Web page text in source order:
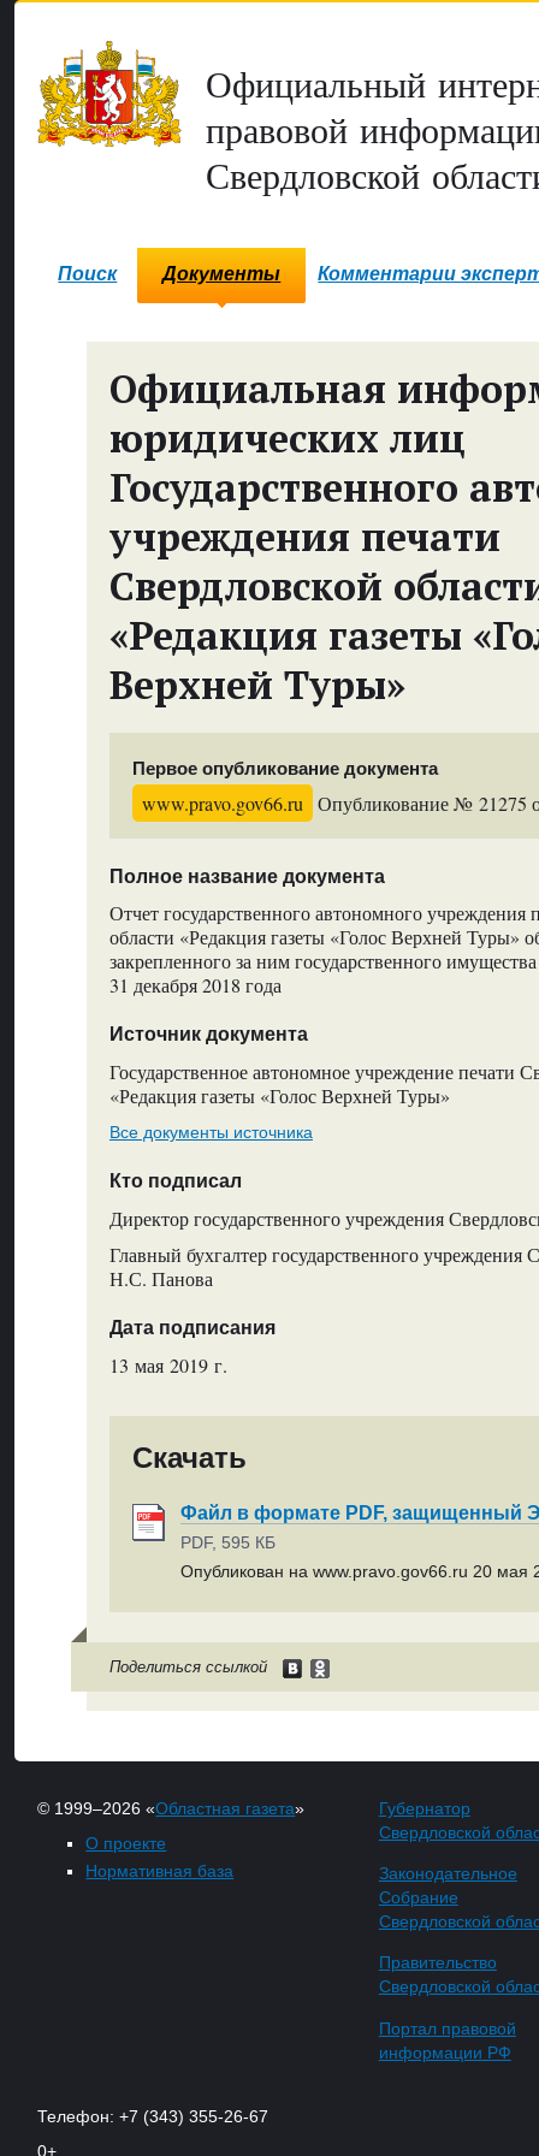
Официальный
правовой
Свердловской
Поиск Документы Комментарии
Официальная
юридических лиц
Государственного
учреждения печати
Свердловской
«Редакция газеты
Верхней Туры»
Первое опубликование документа
www.pravo.gov66.ru Опубликование № 21275
Полное название документа
Отчет государственного автономного учреждения
области «Редакция газеты «Голос Верхней Туры»
закрепленного за ним государственного
31 декабря 2018 года
Источник документа
Государственное автономное учреждение печати
«Редакция газеты «Голос Верхней Туры»
Все документы источника
Кто подписал
Директор государственного учреждения
Главный бухгалтер государственного учреждения
Н.С. Панова
Дата подписания
13 мая 2019 г.
Скачать
Файл в формате PDF, защищенный
PDF, 595 КБ
Опубликован на www.pravo.gov66.ru 20 мая
Поделиться ссылкой
© 1999–2026 «Областная газета»
О проекте
Нормативная база
Губернатор
Свердловской
Законодательное
Собрание
Свердловской
Правительство
Свердловской
Портал правовой
информации РФ
Телефон: +7 (343) 355-26-67
0+